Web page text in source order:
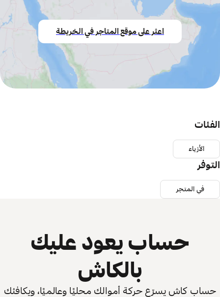
اعثر على موقع المتاجر في الخريطة
الفئات
الأزياء
التوفر
في المتجر
حساب يعود عليك
بالكاش
حساب كاش يسرّع حركة أموالك محليًا وعالميًا، ويكافئك